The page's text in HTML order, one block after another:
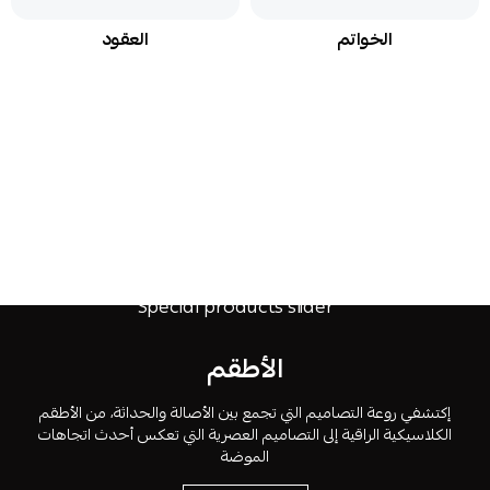
الخواتم العقود
الأطقم
إكتشفي روعة التصاميم التي تجمع بين الأصالة والحداثة، من الأطقم
الكلاسيكية الراقية إلى التصاميم العصرية التي تعكس أحدث اتجاهات
الموضة